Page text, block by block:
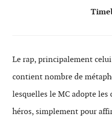
Le rap, prin­ci­pale­ment
con­tient nom­bre de
lesquelles le MC adopte les
héros, sim­ple­ment pour